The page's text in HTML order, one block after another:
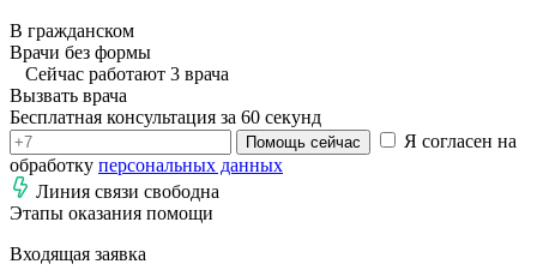
В гражданском
Врачи без формы
Сейчас работают 3 врача
Вызвать врача
Бесплатная консультация за 60 секунд
Помощь сейчас
Я согласен на
обработку персональных данных
Линия связи свободна
Этапы оказания помощи
Входящая заявка